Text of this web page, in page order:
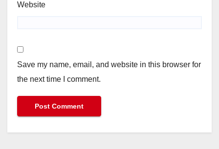
Website
Save my name, email, and website in this browser for
the next time I comment.